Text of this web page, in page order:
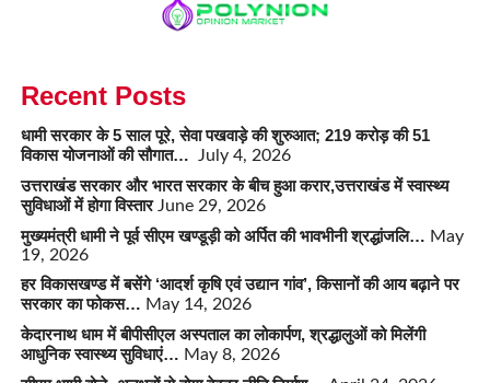
Recent Posts
धामी सरकार के 5 साल पूरे, सेवा पखवाड़े की शुरुआत; 219 करोड़ की 51
विकास योजनाओं की सौगात… July 4, 2026
उत्तराखंड सरकार और भारत सरकार के बीच हुआ करार,उत्तराखंड में स्वास्थ्य
सुविधाओं में होगा विस्तार June 29, 2026
मुख्यमंत्री धामी ने पूर्व सीएम खण्डूड़ी को अर्पित की भावभीनी श्रद्धांजलि… May
19, 2026
हर विकासखण्ड में बसेंगे ‘आदर्श कृषि एवं उद्यान गांव’, किसानों की आय बढ़ाने पर
सरकार का फोकस… May 14, 2026
केदारनाथ धाम में बीपीसीएल अस्पताल का लोकार्पण, श्रद्धालुओं को मिलेंगी
आधुनिक स्वास्थ्य सुविधाएं… May 8, 2026